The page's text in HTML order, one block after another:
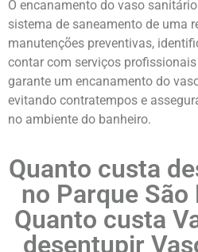
O encanamento do vaso
sistema de saneamento de uma
manutenções preventivas,
contar com serviços
garante um encanamento do
evitando contratempos e
no ambiente do banheiro.
Quanto custa
no Parque São
Quanto custa
desentupir